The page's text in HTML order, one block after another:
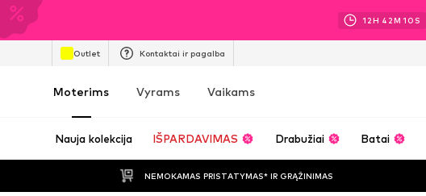
12H 42M 08 S
Outlet Kontaktai ir pagalba
Moterims Vyrams Vaikams
Nauja kolekcija IŠPARDAVIMAS Drabužiai Batai
NEMOKAMAS PRISTATYMAS* IR GRĄŽINIMAS